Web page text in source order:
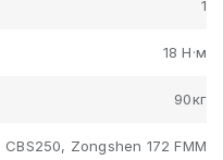
1
18 Н·м
90кг
CBS250, Zongshen 172 FMM